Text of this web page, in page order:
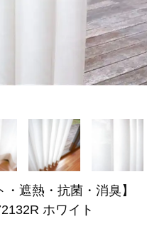
・遮熱・抗菌・消臭】
ホワイト